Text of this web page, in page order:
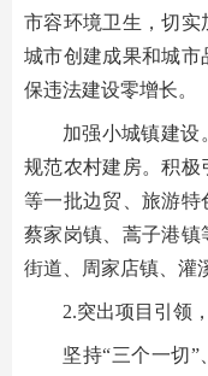
市容环境卫生，切实
城市创建成果和城市
保违法建设零增长。
加强小城镇建设
规范农村建房。积极
等一批边贸、旅游特
蔡家岗镇、蒿子港镇
街道、周家店镇、灌
2.突出项目引领
坚持“三个一切”